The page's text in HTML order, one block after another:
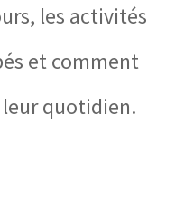
les activités
et comment
quotidien.